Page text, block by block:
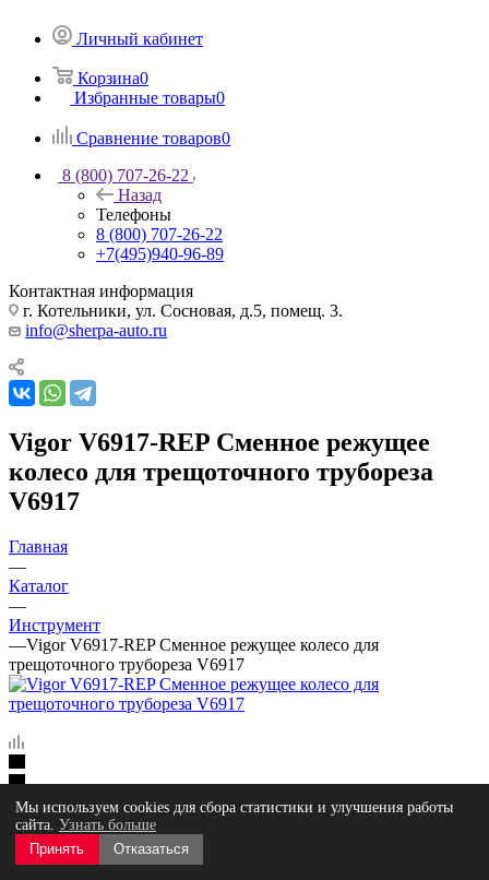
Личный кабинет
Корзина0
Избранные товары0
Сравнение товаров0
8 (800) 707-26-22
Назад
Телефоны
8 (800) 707-26-22
+7(495)940-96-89
Контактная информация
г. Котельники, ул. Сосновая, д.5, помещ. 3.
info@sherpa-auto.ru
Vigor V6917-REP Сменное режущее
колесо для трещоточного трубореза
V6917
Главная
—
Каталог
—
Инструмент
—Vigor V6917-REP Сменное режущее колесо для
трещоточного трубореза V6917
Артикул: V6917-REP
Мы используем cookies для сбора статистики и улучшения работы
сайта. Узнать больше
Принять
Отказаться